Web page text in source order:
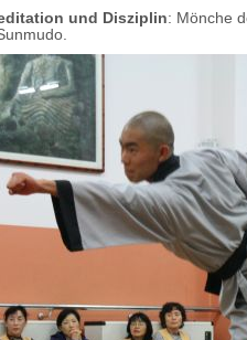
und Disziplin: Mönche